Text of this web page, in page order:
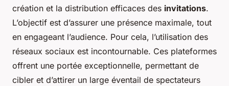
création et la distribution efficaces des invitations.
L’objectif est d’assurer une présence maximale, tout
en engageant l’audience. Pour cela, l’utilisation des
réseaux sociaux est incontournable. Ces plateformes
offrent une portée exceptionnelle, permettant de
cibler et d’attirer un large éventail de spectateurs